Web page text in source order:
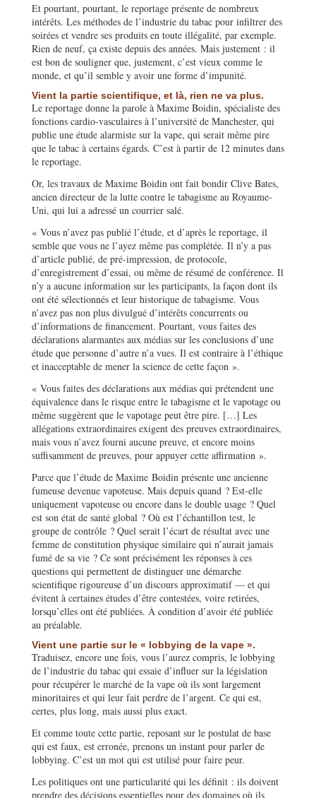
Et pourtant, pourtant, le reportage présente de nombreux
intérêts. Les méthodes de l’industrie du tabac pour infiltrer des
soirées et vendre ses produits en toute illégalité, par exemple.
Rien de neuf, ça existe depuis des années. Mais justement : il
est bon de souligner que, justement, c’est vieux comme le
monde, et qu’il semble y avoir une forme d’impunité.
Vient la partie scientifique, et là, rien ne va plus.
Le reportage donne la parole à Maxime Boidin, spécialiste des
fonctions cardio-vasculaires à l’université de Manchester, qui
publie une étude alarmiste sur la vape, qui serait même pire
que le tabac à certains égards. C’est à partir de 12 minutes dans
le reportage.
Or, les travaux de Maxime Boidin ont fait bondir Clive Bates,
ancien directeur de la lutte contre le tabagisme au Royaume-
Uni, qui lui a adressé un courrier salé.
« Vous n’avez pas publié l’étude, et d’après le reportage, il
semble que vous ne l’ayez même pas complétée. Il n’y a pas
d’article publié, de pré-impression, de protocole,
d’enregistrement d’essai, ou même de résumé de conférence. Il
n’y a aucune information sur les participants, la façon dont ils
ont été sélectionnés et leur historique de tabagisme. Vous
n’avez pas non plus divulgué d’intérêts concurrents ou
d’informations de financement. Pourtant, vous faites des
déclarations alarmantes aux médias sur les conclusions d’une
étude que personne d’autre n’a vues. Il est contraire à l’éthique
et inacceptable de mener la science de cette façon ».
« Vous faites des déclarations aux médias qui prétendent une
équivalence dans le risque entre le tabagisme et le vapotage ou
même suggèrent que le vapotage peut être pire. […] Les
allégations extraordinaires exigent des preuves extraordinaires,
mais vous n’avez fourni aucune preuve, et encore moins
suffisamment de preuves, pour appuyer cette affirmation ».
Parce que l’étude de Maxime Boidin présente une ancienne
fumeuse devenue vapoteuse. Mais depuis quand ? Est-elle
uniquement vapoteuse ou encore dans le double usage ? Quel
est son état de santé global ? Où est l’échantillon test, le
groupe de contrôle ? Quel serait l’écart de résultat avec une
femme de constitution physique similaire qui n’aurait jamais
fumé de sa vie ? Ce sont précisément les réponses à ces
questions qui permettent de distinguer une démarche
scientifique rigoureuse d’un discours approximatif — et qui
évitent à certaines études d’être contestées, voire retirées,
lorsqu’elles ont été publiées. À condition d’avoir été publiée
au préalable.
Vient une partie sur le « lobbying de la vape ».
Traduisez, encore une fois, vous l’aurez compris, le lobbying
de l’industrie du tabac qui essaie d’influer sur la législation
pour récupérer le marché de la vape où ils sont largement
minoritaires et qui leur fait perdre de l’argent. Ce qui est,
certes, plus long, mais aussi plus exact.
Et comme toute cette partie, reposant sur le postulat de base
qui est faux, est erronée, prenons un instant pour parler de
lobbying. C’est un mot qui est utilisé pour faire peur.
Les politiques ont une particularité qui les définit : ils doivent
prendre des décisions essentielles pour des domaines où ils